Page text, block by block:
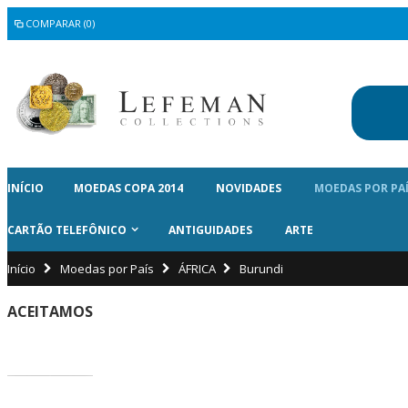
COMPARAR (0)
INÍCIO MOEDAS COPA 2014 NOVIDADES MOEDAS POR
CARTÃO TELEFÔNICO ANTIGUIDADES ARTE
Início Moedas por País ÁFRICA Burundi
ACEITAMOS